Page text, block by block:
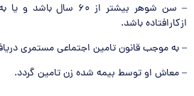
– سن شوهر بیشتر از ۶۰
ازکارافتاده باشد.
– به موجب قانون تامین اجتماعی مستمری
– معاش او توسط بیمه شده زن تامین گردد.